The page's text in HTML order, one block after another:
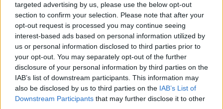
targeted advertising by us, please use the below opt-out
section to confirm your selection. Please note that after your
opt-out request is processed you may continue seeing
interest-based ads based on personal information utilized by
us or personal information disclosed to third parties prior to
your opt-out. You may separately opt-out of the further
disclosure of your personal information by third parties on the
IAB’s list of downstream participants. This information may
also be disclosed by us to third parties on the IAB’s List of
Downstream Participants that may further disclose it to other
AUTOR
Carla Vidal
Carla Vidal escribe sobre ciudades y cultura.
Sabe emparejar un destino con el clima de la
semana, de plazas soleadas a dias de museo
sin lluvia.